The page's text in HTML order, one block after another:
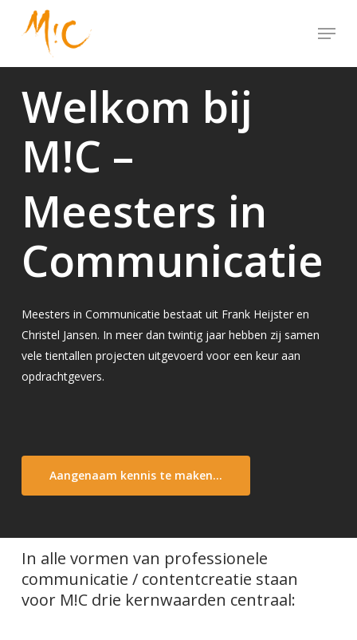
content
Menu
Welkom bij
M!C –
Meesters in
Communicatie
Meesters in Communicatie bestaat uit Frank Heijster en
Christel Jansen. In meer dan twintig jaar hebben zij samen
vele tientallen projecten uitgevoerd voor een keur aan
opdrachtgevers.
Aangenaam kennis te maken...
In alle vormen van professionele
communicatie / contentcreatie staan
voor M!C drie kernwaarden centraal:
Menu